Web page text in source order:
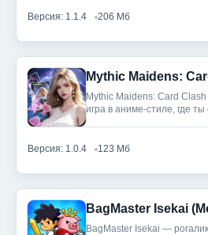
Версия: 1.1.4 206 Мб
Mythic Maidens: Card
игра в аниме-стиле, где
Версия: 1.0.4 123 Мб
BagMaster Isekai
BagMaster Isekai —